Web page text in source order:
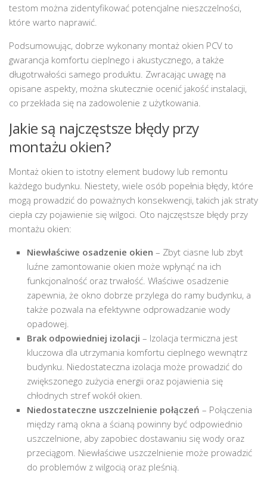
testom można zidentyfikować potencjalne nieszczelności,
które warto naprawić.
Podsumowując, dobrze wykonany montaż okien PCV to
gwarancja komfortu cieplnego i akustycznego, a także
długotrwałości samego produktu. Zwracając uwagę na
opisane aspekty, można skutecznie ocenić jakość instalacji,
co przekłada się na zadowolenie z użytkowania.
Jakie są najczęstsze błędy przy
montażu okien?
Montaż okien to istotny element budowy lub remontu
każdego budynku. Niestety, wiele osób popełnia błędy, które
mogą prowadzić do poważnych konsekwencji, takich jak straty
ciepła czy pojawienie się wilgoci. Oto najczęstsze błędy przy
montażu okien:
Niewłaściwe osadzenie okien – Zbyt ciasne lub zbyt
luźne zamontowanie okien może wpłynąć na ich
funkcjonalność oraz trwałość. Właściwe osadzenie
zapewnia, że okno dobrze przylega do ramy budynku, a
także pozwala na efektywne odprowadzanie wody
opadowej.
Brak odpowiedniej izolacji – Izolacja termiczna jest
kluczowa dla utrzymania komfortu cieplnego wewnątrz
budynku. Niedostateczna izolacja może prowadzić do
zwiększonego zużycia energii oraz pojawienia się
chłodnych stref wokół okien.
Niedostateczne uszczelnienie połączeń – Połączenia
między ramą okna a ścianą powinny być odpowiednio
uszczelnione, aby zapobiec dostawaniu się wody oraz
przeciągom. Niewłaściwe uszczelnienie może prowadzić
do problemów z wilgocią oraz pleśnią.